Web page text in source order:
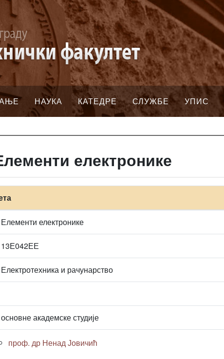
НАУКА КАТЕДРЕ СЛУЖБЕ УПИС
електронике
Елементи електронике
13Е042ЕЕ
Електротехника и рачунарство
основне академске студије
проф. др Ненад Јовичић